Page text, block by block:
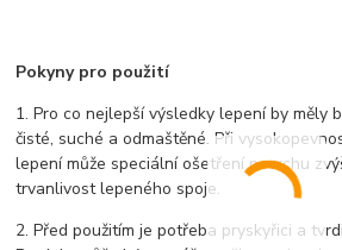
Pokyny pro použití
1. Pro co nejlepší výsledky lepení by měly
čisté, suché a odmaštěné. Při
lepení může speciální ošetření povrchu
trvanlivost lepeného spoje.
2. Před použitím je potřeba pryskyřici a